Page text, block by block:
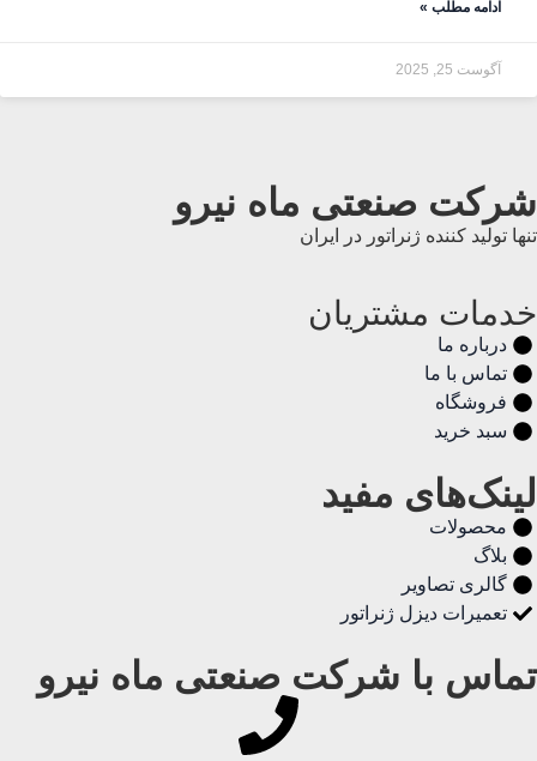
ادامه مطلب »
آگوست 25, 2025
شرکت صنعتی ماه نیرو
تنها تولید کننده ژنراتور در ایران
خدمات مشتریان
درباره ما
تماس با ما
فروشگاه
سبد خرید
لینک‌های مفید
محصولات
بلاگ
گالری تصاویر
تعمیرات دیزل ژنراتور
تماس با شرکت صنعتی ماه نیرو